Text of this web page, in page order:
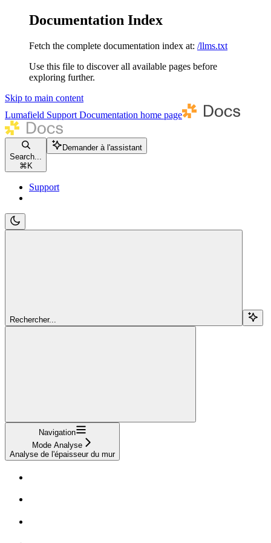
Documentation Index
Fetch the complete documentation index at: /llms.txt
Use this file to discover all available pages before
exploring further.
Skip to main content
Lumafield Support Documentation home page
Search...
⌘ K
Demander à l'assistant
Support
Rechercher...
Navigation
Mode Analyse
Analyse de l'épaisseur du mur